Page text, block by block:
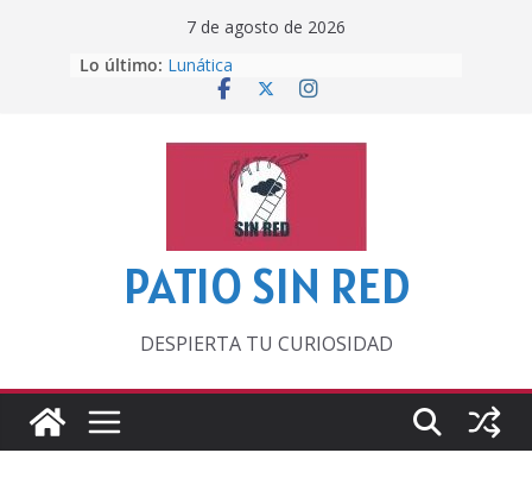
7 de agosto de 2026
Lo último: Lunática
Pero, hasta entonces…
‘La broma infinita’ de recomendar
lecturas veraniegas
Otra del Mundial
PATIO SIN RED
DESPIERTA TU CURIOSIDAD